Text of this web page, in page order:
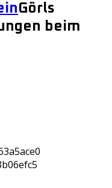
Görls
beim